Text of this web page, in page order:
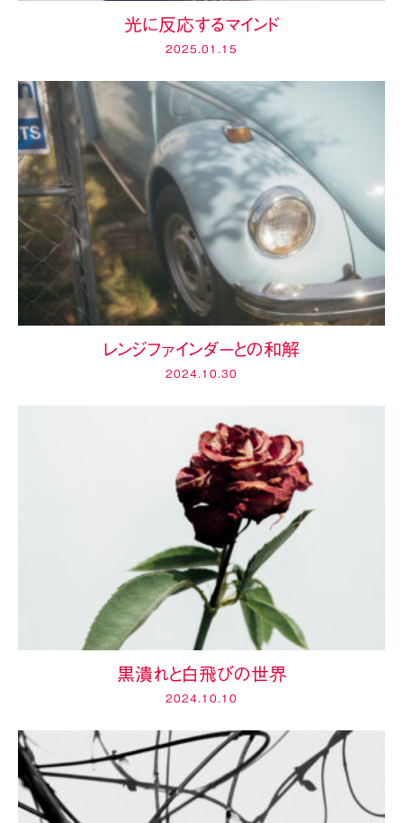
光に反応するマインド
2025.01.15
レンジファインダーとの和解
2024.10.30
黒潰れと白飛びの世界
2024.10.10